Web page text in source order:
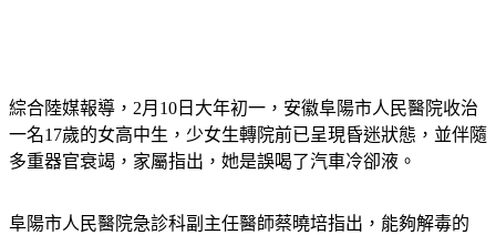
綜合陸媒報導，2月10日大年初一，安徽阜陽市人民醫院收治
一名17歲的女高中生，少女生轉院前已呈現昏迷狀態，並伴隨
多重器官衰竭，家屬指出，她是誤喝了汽車冷卻液。
阜陽市人民醫院急診科副主任醫師蔡曉培指出，能夠解毒的